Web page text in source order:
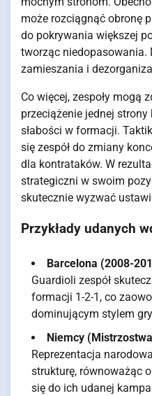
może rozciągnąć obronę
do pokrywania większej
tworząc niedopasowania.
zamieszania i
Co więcej, zespoły mogą
przeciążenie jednej
słabości w formacji.
się zespół do zmiany
dla kontrataków. W
strategiczni w swoim
skutecznie wyzwać
Przykłady udanych
Barcelona (2008-
Guardioli zespół
formacji 1-2-1, co
dominującym stylem
Niemcy
Reprezentacja
strukturę, równoważąc
się do ich udanej